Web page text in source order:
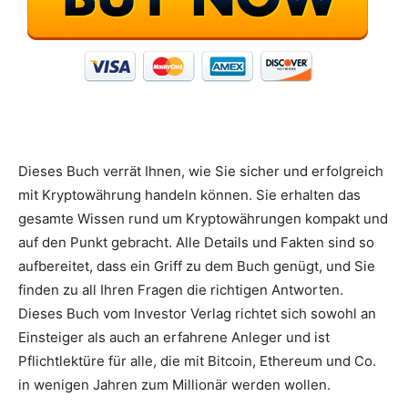
Dieses Buch verrät Ihnen, wie Sie sicher und erfolgreich
mit Kryptowährung handeln können. Sie erhalten das
gesamte Wissen rund um Kryptowährungen kompakt und
auf den Punkt gebracht. Alle Details und Fakten sind so
aufbereitet, dass ein Griff zu dem Buch genügt, und Sie
finden zu all Ihren Fragen die richtigen Antworten.
Dieses Buch vom Investor Verlag richtet sich sowohl an
Einsteiger als auch an erfahrene Anleger und ist
Pflichtlektüre für alle, die mit Bitcoin, Ethereum und Co.
in wenigen Jahren zum Millionär werden wollen.